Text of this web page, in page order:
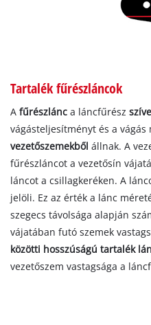
Tartalék fűrészláncok
A fűrészlánc a láncfűrész
vágásteljesítményt és a
vezetőszemekből állnak. A
fűrészláncot a vezetősín
láncot a csillagkeréken. A
jelöli. Ez az érték a lánc
szegecs távolsága alapján
vájatában futó szemek
közötti hosszúságú tartalék
vezetőszem vastagsága a